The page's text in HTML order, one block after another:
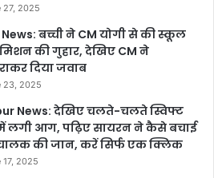
27, 2025
बच्ची ने CM योगी से की स्कूल
की गुहार, देखिए CM ने
दिया जवाब
23, 2025
News: देखिए चलते-चलते स्विफ्ट
लगी आग, पढ़िए सायरन ने कैसे बचाई
की जान, करें सिर्फ एक क्लिक
17, 2025